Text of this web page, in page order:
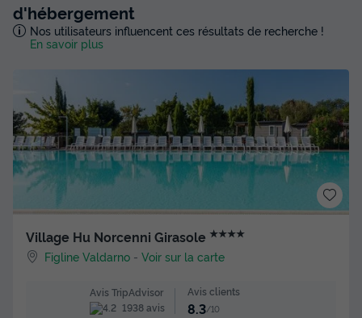
d'hébergement
Nos utilisateurs influencent ces résultats de recherche !
En savoir plus
Village Hu Norcenni Girasole ★★★★
Figline Valdarno -Voir sur la carte
Avis TripAdvisor
1938 avis
Avis clients
8.3/10